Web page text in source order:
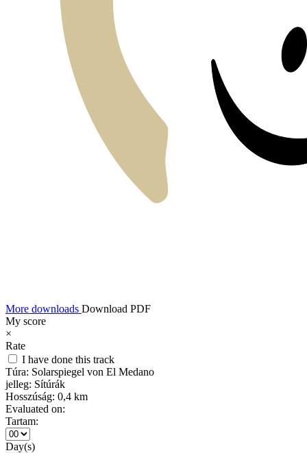
More downloads Download PDF
My score
×
Rate
I have done this track
Túra: Solarspiegel von El Medano
jelleg: Sítúrák
Hosszúság: 0,4 km
Evaluated on:
Tartam:
Day(s)